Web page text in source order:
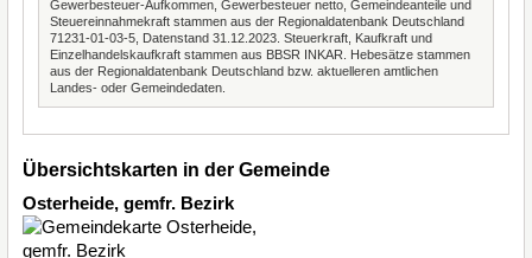
Gewerbesteuer-Aufkommen, Gewerbesteuer netto, Gemeindeanteile und
Steuereinnahmekraft stammen aus der Regionaldatenbank Deutschland
71231-01-03-5, Datenstand 31.12.2023. Steuerkraft, Kaufkraft und
Einzelhandelskaufkraft stammen aus BBSR INKAR. Hebesätze stammen
aus der Regionaldatenbank Deutschland bzw. aktuelleren amtlichen
Landes- oder Gemeindedaten.
Übersichtskarten in der Gemeinde
Osterheide, gemfr. Bezirk